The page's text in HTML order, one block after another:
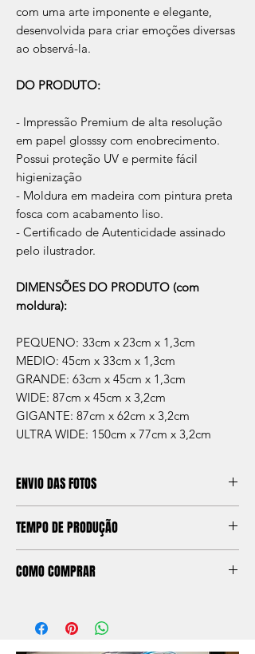
com uma arte imponente e elegante,
desenvolvida para criar emoções diversas
ao observá-la.
DO PRODUTO:
- Impressão Premium de alta resolução
em papel glosssy com enobrecimento.
Possui proteção UV e permite fácil
higienização
- Moldura em madeira com pintura preta
fosca com acabamento liso.
- Certificado de Autenticidade assinado
pelo ilustrador.
DIMENSÕES DO PRODUTO (com
moldura):
PEQUENO: 33cm x 23cm x 1,3cm
MEDIO: 45cm x 33cm x 1,3cm
GRANDE: 63cm x 45cm x 1,3cm
WIDE: 87cm x 45cm x 3,2cm
GIGANTE: 87cm x 62cm x 3,2cm
ULTRA WIDE: 150cm x 77cm x 3,2cm
ENVIO DAS FOTOS
das fotos do veículo a ser desenhado após a
confirmação do pagamento.
As fotos deverão ser enviadas para o email
contato@scuderiia.com.br
TEMPO DE PRODUÇÃO
pode ser escolhido nas opções de compra,
ASPIRADO: 30 - 45 dias*
COMO COMPRAR
comprar seu quadro personalizado, clique
aqui